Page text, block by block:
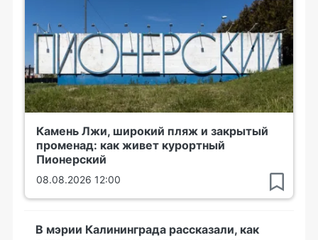
Камень Лжи, широкий пляж и закрытый
променад: как живет курортный
Пионерский
08.08.2026 12:00
В мэрии Калининграда рассказали, как